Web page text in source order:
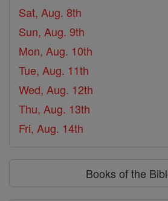
Sat, Aug. 8th
Sun, Aug. 9th
Mon, Aug. 10th
Tue, Aug. 11th
Wed, Aug. 12th
Thu, Aug. 13th
Fri, Aug. 14th
Books of the